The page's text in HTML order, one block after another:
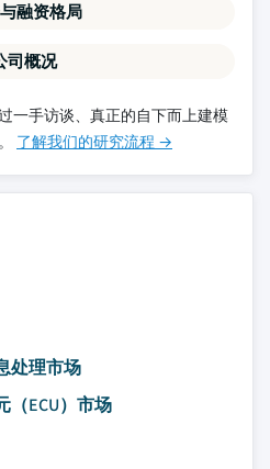
融资格局
司概况
一手访谈、真正的自下而上建模
了解我们的研究流程 →
处理市场
（ECU）市场